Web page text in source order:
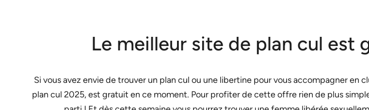
Le meilleur site de plan cul est
Si vous avez envie de trouver un plan cul ou une libertine pour vous accompagner en
plan cul 2025, est gratuit en ce moment. Pour profiter de cette offre rien de plus